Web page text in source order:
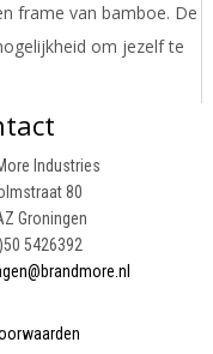
frame van bamboe. De
om jezelf te
Industries
80
Groningen
5426392